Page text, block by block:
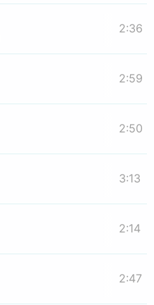
2:36
2:59
2:50
3:13
2:14
2:47